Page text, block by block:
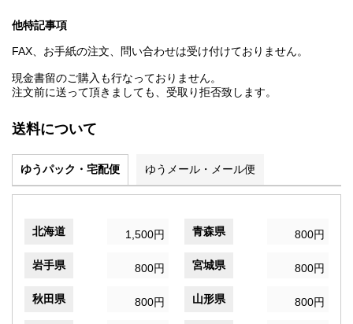
他特記事項
FAX、お手紙の注文、問い合わせは受け付けておりません。
現金書留のご購入も行なっておりません。
注文前に送って頂きましても、受取り拒否致します。
送料について
ゆうパック・宅配便 ゆうメール・メール便
北海道 1,500円 青森県 800円
岩手県 800円 宮城県 800円
秋田県 800円 山形県 800円